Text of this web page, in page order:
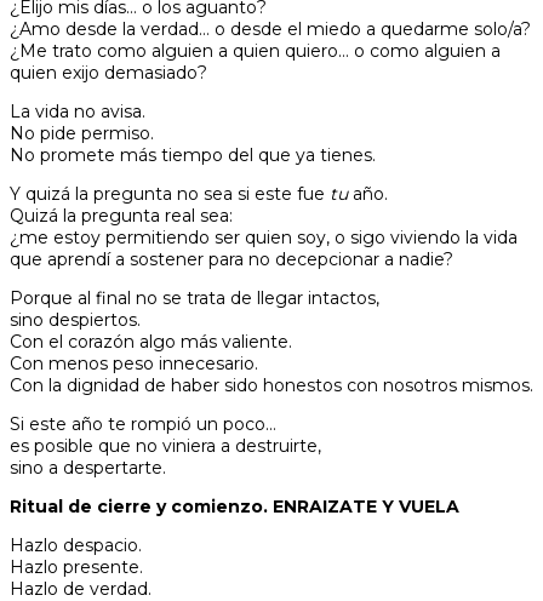
¿Elijo mis días… o los aguanto?
¿Amo desde la verdad… o desde el miedo a quedarme solo/a?
¿Me trato como alguien a quien quiero… o como alguien a
quien exijo demasiado?
La vida no avisa.
No pide permiso.
No promete más tiempo del que ya tienes.
Y quizá la pregunta no sea si este fue tuaño.
Quizá la pregunta real sea:
¿me estoy permitiendo ser quien soy, o sigo viviendo la vida
que aprendí a sostener para no decepcionar a nadie?
Porque al final no se trata de llegar intactos,
sino despiertos.
Con el corazón algo más valiente.
Con menos peso innecesario.
Con la dignidad de haber sido honestos con nosotros mismos.
Si este año te rompió un poco…
es posible que no viniera a destruirte,
sino a despertarte.
Ritual de cierre y comienzo. ENRAIZATE Y VUELA
Hazlo despacio.
Hazlo presente.
Hazlo de verdad.